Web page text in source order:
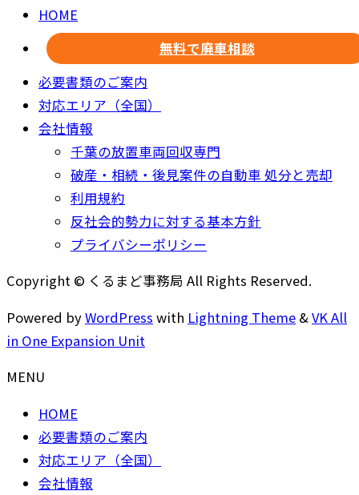
HOME
無料で廃車相談
必要書類のご案内
対応エリア（全国）
会社情報
千葉の放置車両回収専門
破産・相続・後見案件の自動車 処分と売却
利用規約
反社会的勢力に対する基本方針
プライバシーポリシー
Copyright © くるまど事務局 All Rights Reserved.
Powered byWordPress with Lightning Theme &VK All
in One Expansion Unit
MENU
HOME
必要書類のご案内
対応エリア（全国）
会社情報